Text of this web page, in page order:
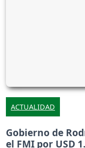
ACTUALIDAD
Gobierno de
el FMI por USD